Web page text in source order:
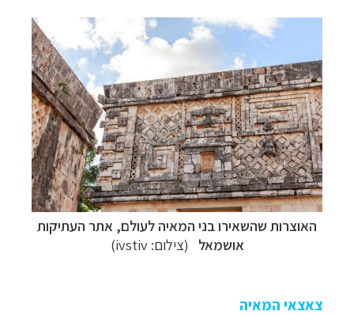
האוצרות שהשאירו בני המאיה לעולם, אתר העתיקות
אושמאל (צילום:ivstiv
)
צאצאי המאיה